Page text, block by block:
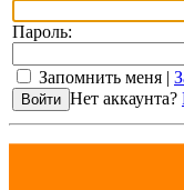
Пароль:
Запомнить меня |
Нет аккаунта?